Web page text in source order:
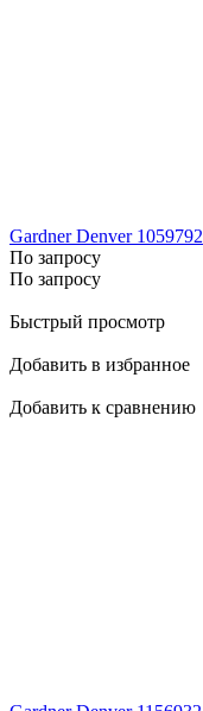
Gardner Denver 1059792
По запросу
По запросу
Быстрый просмотр
Добавить в избранное
Добавить к сравнению